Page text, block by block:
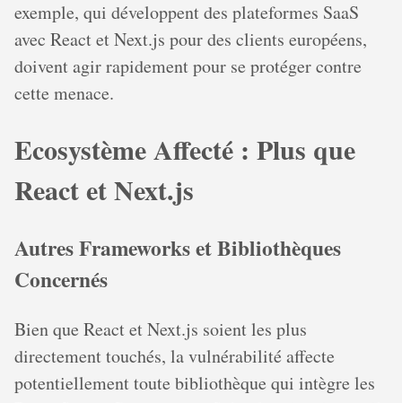
exemple, qui développent des plateformes SaaS
avec React et Next.js pour des clients européens,
doivent agir rapidement pour se protéger contre
cette menace.
Ecosystème Affecté : Plus que
React et Next.js
Autres Frameworks et Bibliothèques
Concernés
Bien que React et Next.js soient les plus
directement touchés, la vulnérabilité affecte
potentiellement toute bibliothèque qui intègre les